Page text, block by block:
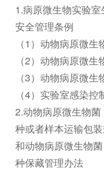
1.病原微生物实验室
安全管理条例
（1）动物病原微生
（2）动物病原微
（3）动物病原微
（4）实验室感染控
2.动物病原微生物菌
种或者样本运输包
和动物病原微生物菌
种保藏管理办法